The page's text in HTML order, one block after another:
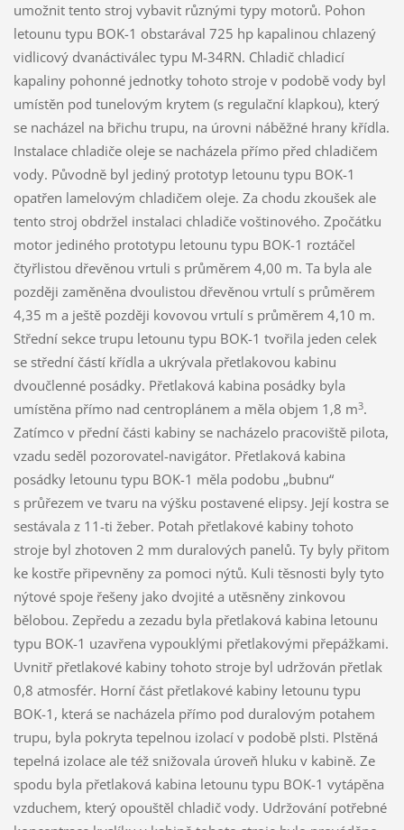
umožnit tento stroj vybavit různými typy motorů. Pohon
letounu typu BOK-1 obstarával 725 hp kapalinou chlazený
vidlicový dvanáctiválec typu M-34RN. Chladič chladicí
kapaliny pohonné jednotky tohoto stroje v podobě vody byl
umístěn pod tunelovým krytem (s regulační klapkou), který
se nacházel na břichu trupu, na úrovni náběžné hrany křídla.
Instalace chladiče oleje se nacházela přímo před chladičem
vody. Původně byl jediný prototyp letounu typu BOK-1
opatřen lamelovým chladičem oleje. Za chodu zkoušek ale
tento stroj obdržel instalaci chladiče voštinového. Zpočátku
motor jediného prototypu letounu typu BOK-1 roztáčel
čtyřlistou dřevěnou vrtuli s průměrem 4,00 m. Ta byla ale
později zaměněna dvoulistou dřevěnou vrtulí s průměrem
4,35 m a ještě později kovovou vrtulí s průměrem 4,10 m.
Střední sekce trupu letounu typu BOK-1 tvořila jeden celek
se střední částí křídla a ukrývala přetlakovou kabinu
dvoučlenné posádky. Přetlaková kabina posádky byla
umístěna přímo nad centroplánem a měla objem 1,8 m3.
Zatímco v přední části kabiny se nacházelo pracoviště pilota,
vzadu seděl pozorovatel-navigátor. Přetlaková kabina
posádky letounu typu BOK-1 měla podobu „bubnu“
s průřezem ve tvaru na výšku postavené elipsy. Její kostra se
sestávala z 11-ti žeber. Potah přetlakové kabiny tohoto
stroje byl zhotoven 2 mm duralových panelů. Ty byly přitom
ke kostře připevněny za pomoci nýtů. Kuli těsnosti byly tyto
nýtové spoje řešeny jako dvojité a utěsněny zinkovou
bělobou. Zepředu a zezadu byla přetlaková kabina letounu
typu BOK-1 uzavřena vypouklými přetlakovými přepážkami.
Uvnitř přetlakové kabiny tohoto stroje byl udržován přetlak
0,8 atmosfér. Horní část přetlakové kabiny letounu typu
BOK-1, která se nacházela přímo pod duralovým potahem
trupu, byla pokryta tepelnou izolací v podobě plsti. Plstěná
tepelná izolace ale též snižovala úroveň hluku v kabině. Ze
spodu byla přetlaková kabina letounu typu BOK-1 vytápěna
vzduchem, který opouštěl chladič vody. Udržování potřebné